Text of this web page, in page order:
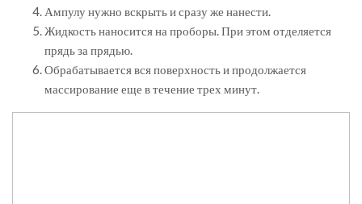
Ампулу нужно вскрыть и сразу же нанести.
Жидкость наносится на проборы. При этом отделяется
прядь за прядью.
Обрабатывается вся поверхность и продолжается
массирование еще в течение трех минут.